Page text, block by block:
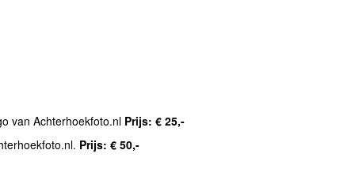
van Achterhoekfoto.nl Prijs: € 25,-
Prijs: € 50,-